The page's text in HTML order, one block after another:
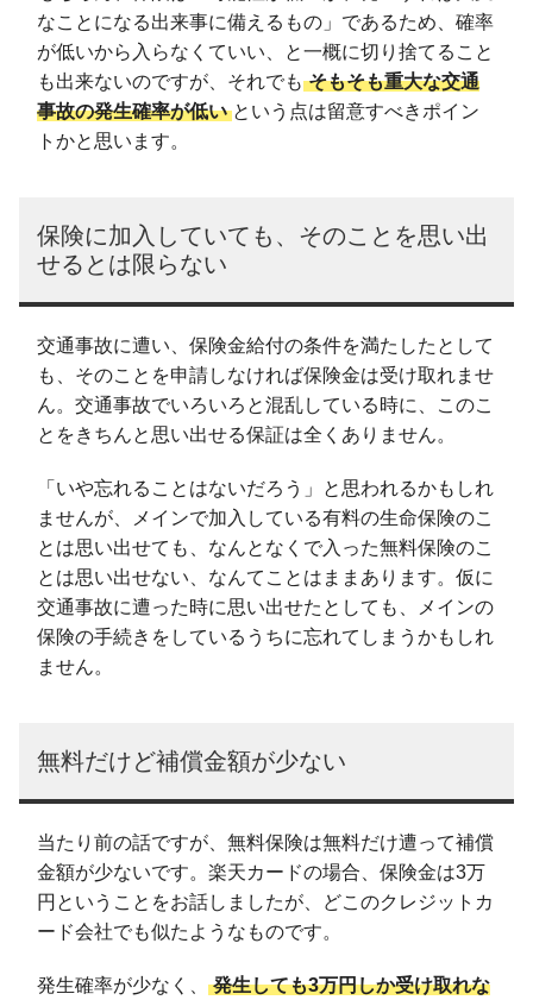
なことになる出来事に備えるもの」であるため、確率
が低いから入らなくていい、と一概に切り捨てること
も出来ないのですが、それでも そもそも重大な交通
事故の発生確率が低い という点は留意すべきポイン
トかと思います。
保険に加入していても、そのことを思い出
せるとは限らない
交通事故に遭い、保険金給付の条件を満たしたとして
も、そのことを申請しなければ保険金は受け取れませ
ん。交通事故でいろいろと混乱している時に、このこ
とをきちんと思い出せる保証は全くありません。
「いや忘れることはないだろう」と思われるかもしれ
ませんが、メインで加入している有料の生命保険のこ
とは思い出せても、なんとなくで入った無料保険のこ
とは思い出せない、なんてことはままあります。仮に
交通事故に遭った時に思い出せたとしても、メインの
保険の手続きをしているうちに忘れてしまうかもしれ
ません。
無料だけど補償金額が少ない
当たり前の話ですが、無料保険は無料だけ遭って補償
金額が少ないです。楽天カードの場合、保険金は3万
円ということをお話しましたが、どこのクレジットカ
ード会社でも似たようなものです。
発生確率が少なく、 発生しても3万円しか受け取れな